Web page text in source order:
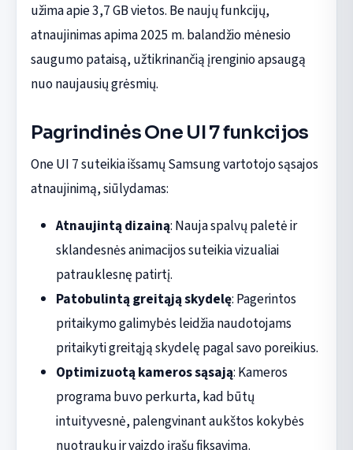
užima apie 3,7 GB vietos. Be naujų funkcijų,
atnaujinimas apima 2025 m. balandžio mėnesio
saugumo pataisą, užtikrinančią įrenginio apsaugą
nuo naujausių grėsmių.
Pagrindinės One UI 7 funkcijos
One UI 7 suteikia išsamų Samsung vartotojo sąsajos
atnaujinimą, siūlydamas:
Atnaujintą dizainą: Nauja spalvų paletė ir
sklandesnės animacijos suteikia vizualiai
patrauklesnę patirtį.
Patobulintą greitąją skydelę: Pagerintos
pritaikymo galimybės leidžia naudotojams
pritaikyti greitąją skydelę pagal savo poreikius.
Optimizuotą kameros sąsają: Kameros
programa buvo perkurta, kad būtų
intuityvesnė, palengvinant aukštos kokybės
nuotraukų ir vaizdo įrašų fiksavimą.